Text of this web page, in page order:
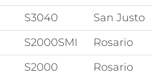
S3040 San Justo
S2000SMI Rosario
S2000 Rosario